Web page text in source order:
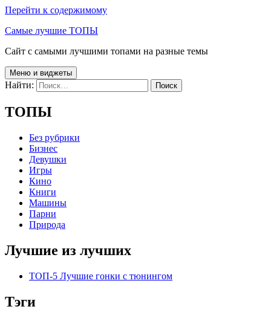
Перейти к содержимому
Самые лучшие ТОПЫ
Сайт с самыми лучшими топами на разные темы
Меню и виджеты
Найти:
ТОПЫ
Без рубрики
Бизнес
Девушки
Игры
Кино
Книги
Машины
Парни
Природа
Лучшие из лучших
ТОП-5 Лучшие гонки с тюнингом
Тэги